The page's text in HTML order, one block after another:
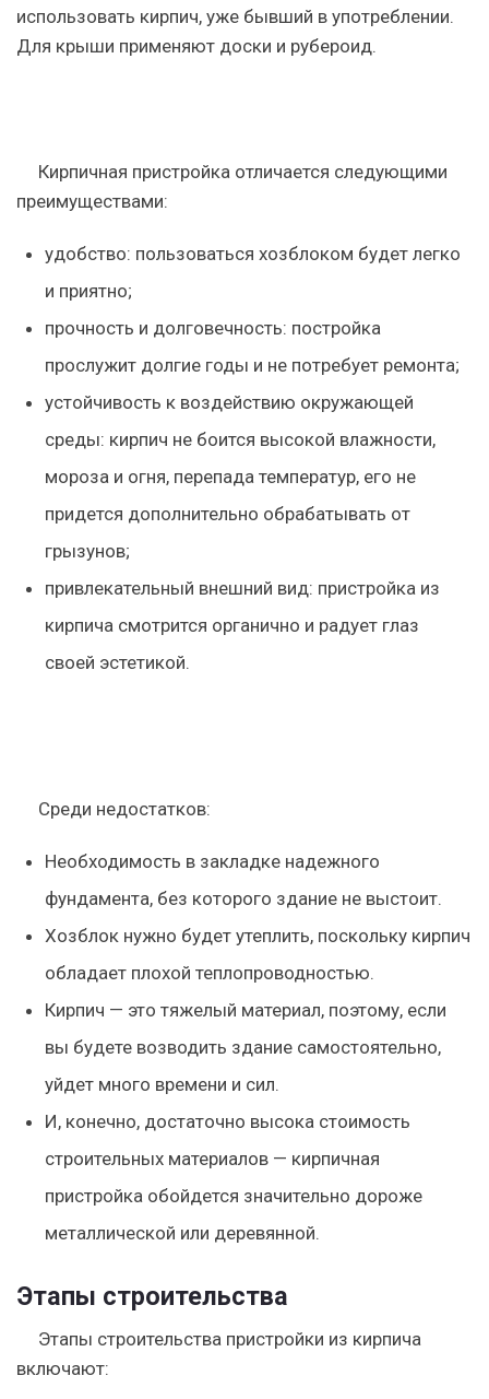
использовать кирпич, уже бывший в употреблении.
Для крыши применяют доски и рубероид.
Кирпичная пристройка отличается следующими
преимуществами:
удобство: пользоваться хозблоком будет легко
и приятно;
прочность и долговечность: постройка
прослужит долгие годы и не потребует ремонта;
устойчивость к воздействию окружающей
среды: кирпич не боится высокой влажности,
мороза и огня, перепада температур, его не
придется дополнительно обрабатывать от
грызунов;
привлекательный внешний вид: пристройка из
кирпича смотрится органично и радует глаз
своей эстетикой.
Среди недостатков:
Необходимость в закладке надежного
фундамента, без которого здание не выстоит.
Хозблок нужно будет утеплить, поскольку кирпич
обладает плохой теплопроводностью.
Кирпич — это тяжелый материал, поэтому, если
вы будете возводить здание самостоятельно,
уйдет много времени и сил.
И, конечно, достаточно высока стоимость
строительных материалов — кирпичная
пристройка обойдется значительно дороже
металлической или деревянной.
Этапы строительства
Этапы строительства пристройки из кирпича
включают: